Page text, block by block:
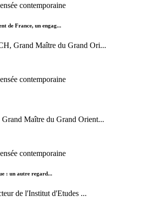
contemporaine
de France, un engag...
Grand Maître du Grand Ori...
contemporaine
Maître du Grand Orient...
contemporaine
: un autre regard...
de l'Institut d'Etudes ...